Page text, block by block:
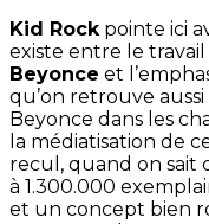
Kid Rockpointe ici
existe entre le
Beyonce et
qu’on retrouve
Beyonce dans les
la médiatisation de
recul, quand on sait
à 1.300.000
et un concept bien